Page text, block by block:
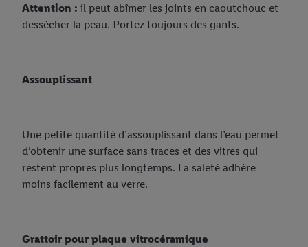
Attention : il peut abîmer les joints en caoutchouc et
dessécher la peau. Portez toujours des gants.
Assouplissant
Une petite quantité d’assouplissant dans l’eau permet
d’obtenir une surface sans traces et des vitres qui
restent propres plus longtemps. La saleté adhère
moins facilement au verre.
Grattoir pour plaque vitrocéramique